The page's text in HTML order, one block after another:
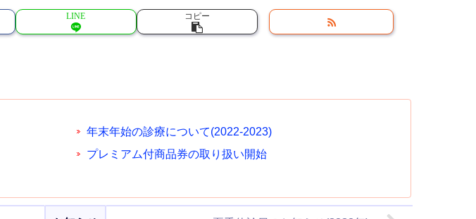
LINE コピー
年末年始の診療について(2022-2023)
プレミアム付商品券の取り扱い開始